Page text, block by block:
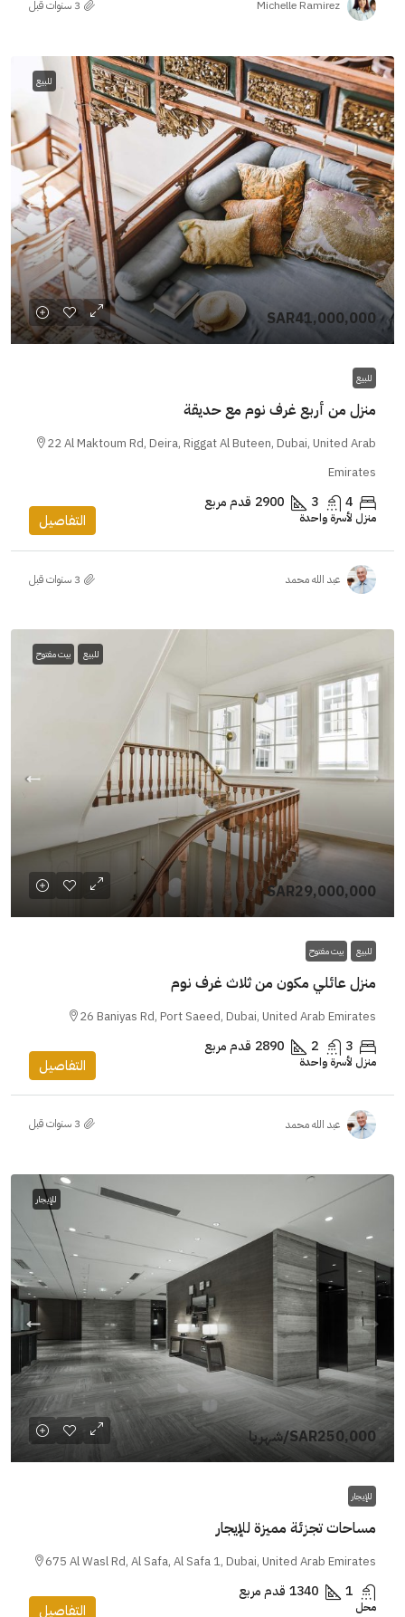
Michelle Ramirez
للبيع
SAR41,000,000
للبيع
منزل من أربع غرف نوم مع حديقة
22 Al Maktoum Rd, Deira, Riggat Al Buteen, Dubai, United Arab
Emirates
4
3
2900قدم مربع
منزل لأسرة واحدة التفاصيل
عبد الله محمد
للبيع بيت مفتوح
SAR29,000,000
للبيع بيت مفتوح
منزل عائلي مكون من ثلاث غرف نوم
26 Baniyas Rd, Port Saeed, Dubai, United Arab Emirates
3
2
2890قدم مربع
منزل لأسرة واحدة التفاصيل
عبد الله محمد
للإيجار
SAR250,000/شهريا
للإيجار
مساحات تجزئة مميزة للإيجار
675 Al Wasl Rd, Al Safa, Al Safa 1, Dubai, United Arab Emirates
1
1340قدم مربع
محل التفاصيل